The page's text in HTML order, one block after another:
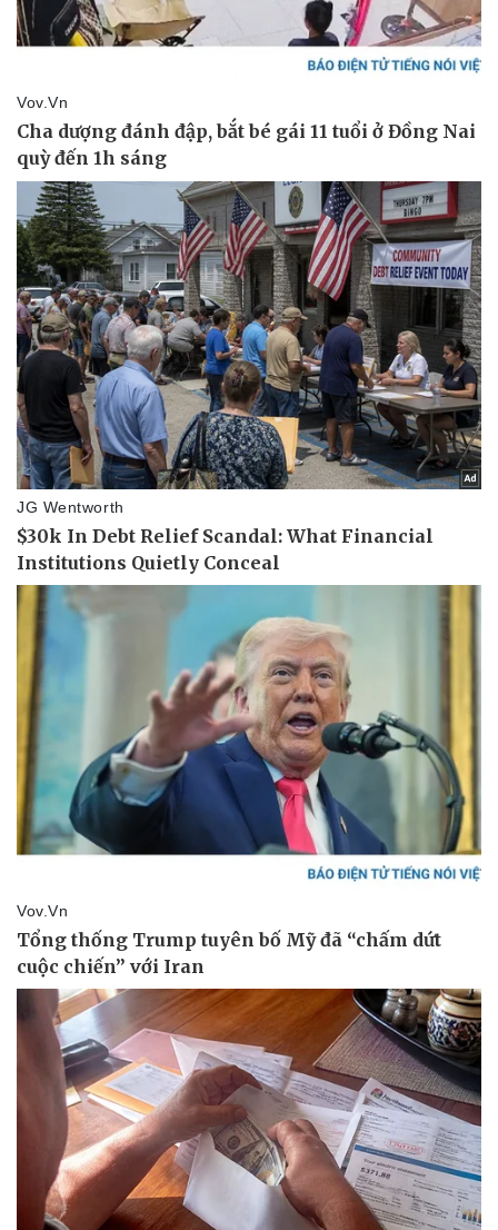
Doanh nghiệp
Thông tin doanh nghiệp
Doanh nghiệp 24h
Doanh nhân
Vì cộng đồng
Công nghệ
Tin Công nghệ
Trải nghiệm
Chuyển đổi số
Sức khỏe
Dinh dưỡng - món ngon
Cây thuốc
Nhi khoa
Nam khoa
Làm đẹp - giảm cân
Phòng mạch online
Ăn sạch sống khỏe
Đời sống
Nhà đẹp
Blog
Tình yêu - Gia đình